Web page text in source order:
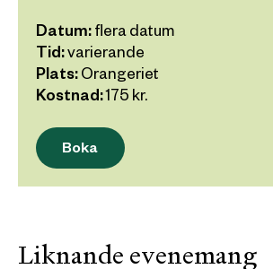
Datum: flera datum
Tid:varierande
Plats: Orangeriet
Kostnad: 175 kr.
Boka
Liknande evenemang